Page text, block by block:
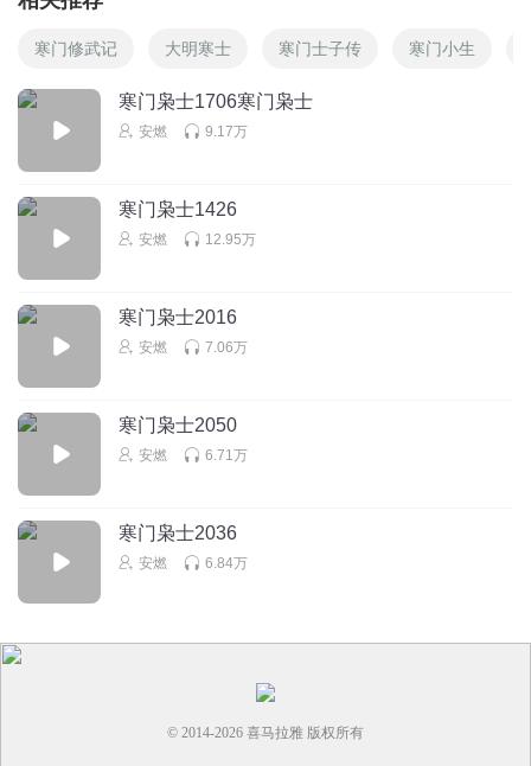
寒门修武记 大明寒士 寒门士子传 寒门小生
寒门枭士1706寒门枭士
安燃 9.17万
寒门枭士1426
安燃 12.95万
寒门枭士2016
安燃 7.06万
寒门枭士2050
安燃 6.71万
寒门枭士2036
安燃 6.84万
© 2014-2026 喜马拉雅 版权所有